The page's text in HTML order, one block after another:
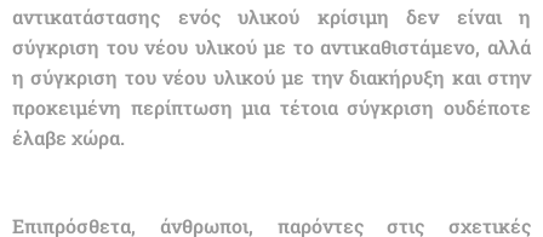
αντικατάστασης ενός υλικού κρίσιμη δεν είναι η
σύγκριση του νέου υλικού με το αντικαθιστάμενο, αλλά
η σύγκριση του νέου υλικού με την διακήρυξη και στην
προκειμένη περίπτωση μια τέτοια σύγκριση ουδέποτε
έλαβε χώρα.
Επιπρόσθετα, άνθρωποι, παρόντες στις σχετικές